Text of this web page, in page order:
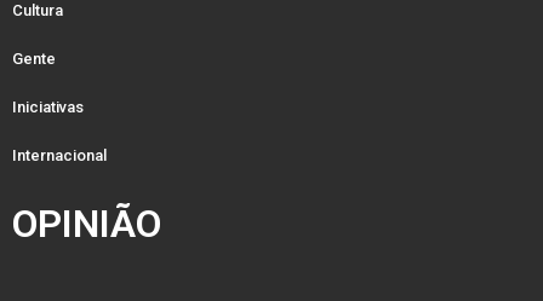
Cultura
Gente
Iniciativas
Internacional
OPINIÃO